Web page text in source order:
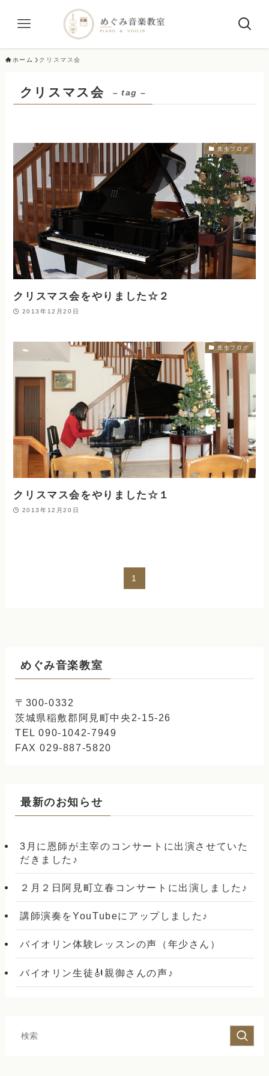
ホーム クリスマス会
クリスマス会 – tag –
先生ブログ
クリスマス会をやりました☆２
2013年12月20日
先生ブログ
クリスマス会をやりました☆１
2013年12月20日
1
めぐみ音楽教室
〒300-0332
茨城県稲敷郡阿見町中央2-15-26
TEL 090-1042-7949
FAX 029-887-5820
最新のお知らせ
3月に恩師が主宰のコンサートに出演させていた
だきました♪
２月２日阿見町立春コンサートに出演しました♪
講師演奏をYouTubeにアップしました♪
バイオリン体験レッスンの声（年少さん）
バイオリン生徒🎻親御さんの声♪